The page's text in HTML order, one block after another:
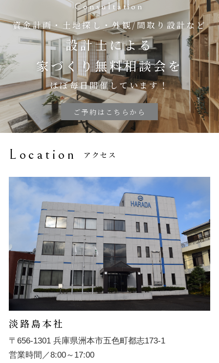
Consultation
資金計画・土地探し・外観/間取り設計など
設計士による
家づくり無料相談会を
ほぼ毎日開催しています！
ご予約はこちらから
Location アクセス
淡路島本社
〒656-1301 兵庫県洲本市五色町都志173-1
営業時間／8:00～17:00